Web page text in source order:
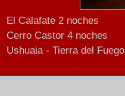
El Calafate 2 noches
Cerro Castor 4 noches
Ushuaia - Tierra del Fuego